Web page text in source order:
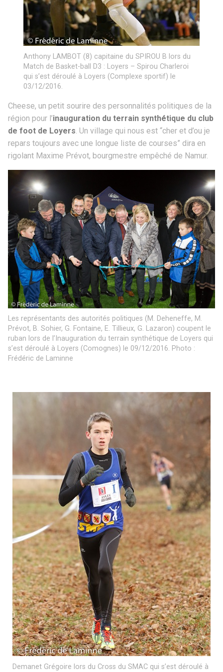
Anthony LAMBOT (8) capitaine du SPIROU B lors du
Match de Basket-ball D3 : Loyers – Spirou Charleroi
qui s’est déroulé à Loyers (Complexe sportif) le
03/12/2016.
Cheese, un petit sourire des personnalités politiques de la
région pour l’inauguration du terrain synthétique du club
de foot de Loyers. Un village qui nous est “cher et d’ou je
repars toujours avec une longue liste de courses” dira en
rigolant Maxime Prévot, bourgmestre empêché de Namur.
Les représentants des autorités politiques (M. Deheneffe, M.
Prévot, B. Sohier, G. Fontaine, E. Tillieux, G. Lazaron) coupent le
ruban lors de l’Inauguration du terrain synthétique de Loyers qui
s’est déroulé à Loyers (Comognes) le 09/12/2016. Photo :
Frédéric de Laminne
Demanet Grégoire lors du Cross du SMAC qui s’est déroulé à